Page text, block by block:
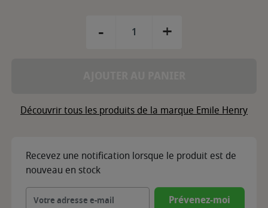
- +
Découvrir tous les produits de la marque Emile Henry
Recevez une notification lorsque le produit est de
nouveau en stock
Prévenez-moi